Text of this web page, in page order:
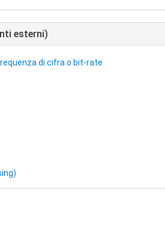
esterni)
di cifra o bit-rate